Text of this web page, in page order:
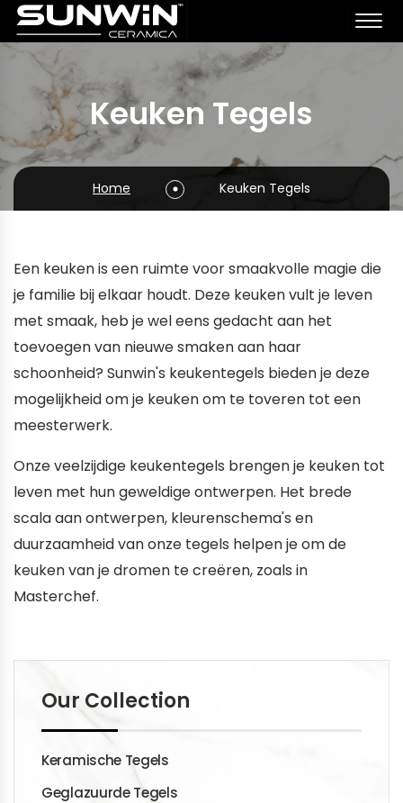
Keuken Tegels
Home Keuken Tegels
Een keuken is een ruimte voor smaakvolle magie die
je familie bij elkaar houdt. Deze keuken vult je leven
met smaak, heb je wel eens gedacht aan het
toevoegen van nieuwe smaken aan haar
schoonheid? Sunwin's keukentegels bieden je deze
mogelijkheid om je keuken om te toveren tot een
meesterwerk.
Onze veelzijdige keukentegels brengen je keuken tot
leven met hun geweldige ontwerpen. Het brede
scala aan ontwerpen, kleurenschema's en
duurzaamheid van onze tegels helpen je om de
keuken van je dromen te creëren, zoals in
Masterchef.
Our Collection
Keramische Tegels
Geglazuurde Tegels